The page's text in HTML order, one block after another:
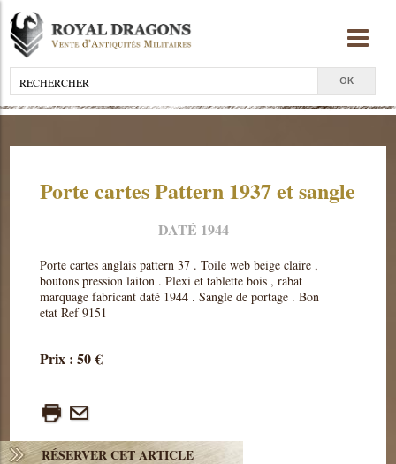
Porte cartes Pattern 1937 et sangle
DATÉ 1944
Porte cartes anglais pattern 37 . Toile web beige claire ,
boutons pression laiton . Plexi et tablette bois , rabat
marquage fabricant daté 1944 . Sangle de portage . Bon
etat Ref 9151
Prix : 50 €
RÉSERVER CET ARTICLE